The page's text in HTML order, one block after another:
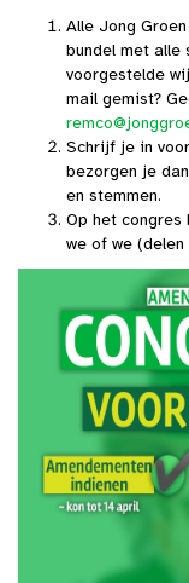
Alle Jong
bundel met alle
voorgestelde
mail gemist?
Schrijf je in
bezorgen je
en stemmen.
Op het congres
we of we